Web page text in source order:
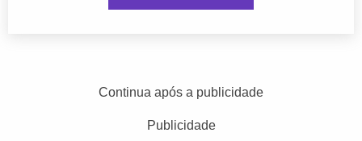
Continua após a publicidade
Publicidade